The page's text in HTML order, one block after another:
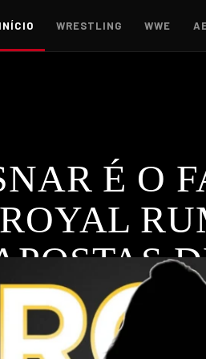
INÍCIO WRESTLING WWE
É O
para vencer o Royal Rumble
WWE